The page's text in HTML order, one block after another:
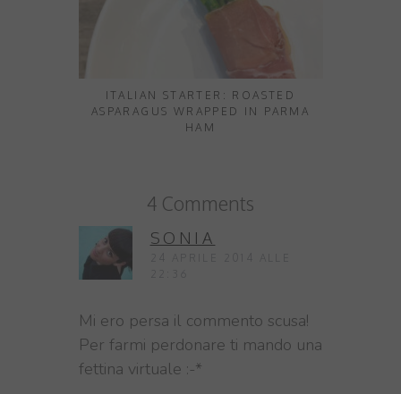
ITALIAN STARTER: ROASTED
ASPARAGUS WRAPPED IN PARMA
HAM
4 Comments
SONIA
Mi ero persa il commento scusa!
Per farmi perdonare ti mando una
fettina virtuale :-*